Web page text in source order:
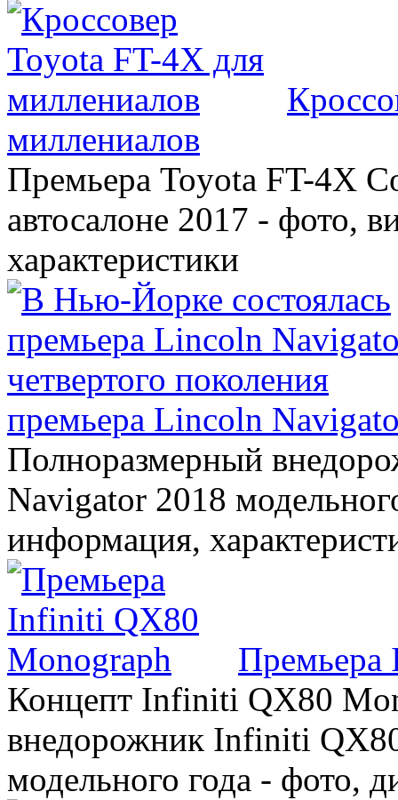
миллениалов
Премьера Toyota FT-4X
автосалоне 2017 - фото,
характеристики
премьера Lincoln
Полноразмерный
Navigator 2018
информация,
Премьера
Концепт Infiniti QX80
внедорожник Infiniti
модельного года - фото,